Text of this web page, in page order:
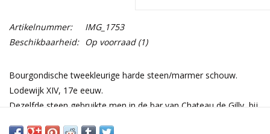
Artikelnummer:
IMG_1753
Beschikbaarheid: Op voorraad(1)
Bourgondische tweekleurige harde steen/marmer schouw.
Lodewijk XIV, 17e eeuw.
Dezelfde steen gebruikte men in de bar van Chateau de Gilly, bij